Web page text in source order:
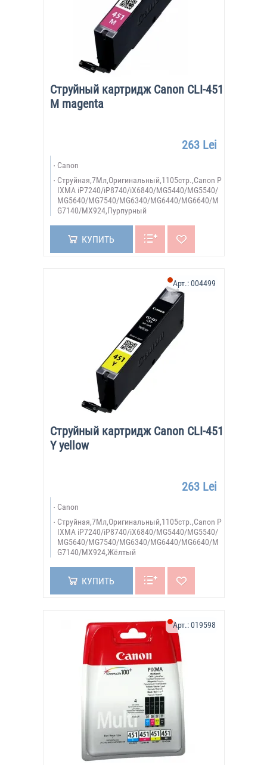
Струйный картридж Canon CLI-451
M magenta
263 Lei
Canon
Струйная,7Мл,Оригинальный,1105стр.,Canon P
IXMA iP7240/iP8740/iX6840/MG5440/MG5540/
MG5640/MG7540/MG6340/MG6440/MG6640/M
G7140/MX924,Пурпурный
КУПИТЬ
Струйный картридж Canon CLI-451
Y yellow
Арт.:004499
263 Lei
Canon
Струйная,7Мл,Оригинальный,1105стр.,Canon P
IXMA iP7240/iP8740/iX6840/MG5440/MG5540/
MG5640/MG7540/MG6340/MG6440/MG6640/M
G7140/MX924,Жёлтый
КУПИТЬ
Арт.:019598